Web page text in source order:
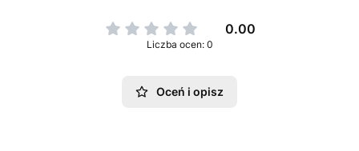
0.00
Liczba ocen: 0
Oceń i opisz